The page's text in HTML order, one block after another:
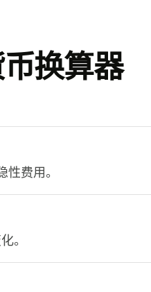
换算器
性费用。
。